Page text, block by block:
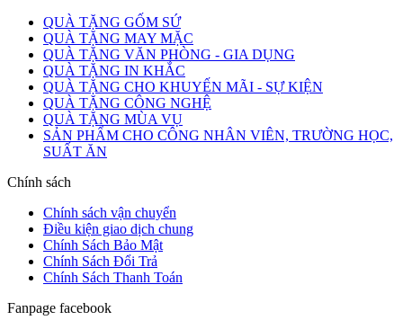
QUÀ TẶNG GỐM SỨ
QUÀ TẶNG MAY MẶC
QUÀ TẶNG VĂN PHÒNG - GIA DỤNG
QUÀ TẶNG IN KHẮC
QUÀ TẶNG CHO KHUYẾN MÃI - SỰ KIỆN
QUÀ TẶNG CÔNG NGHỆ
QUÀ TẶNG MÙA VỤ
SẢN PHẨM CHO CÔNG NHÂN VIÊN, TRƯỜNG HỌC,
SUẤT ĂN
Chính sách
Chính sách vận chuyển
Điều kiện giao dịch chung
Chính Sách Bảo Mật
Chính Sách Đổi Trả
Chính Sách Thanh Toán
Fanpage facebook